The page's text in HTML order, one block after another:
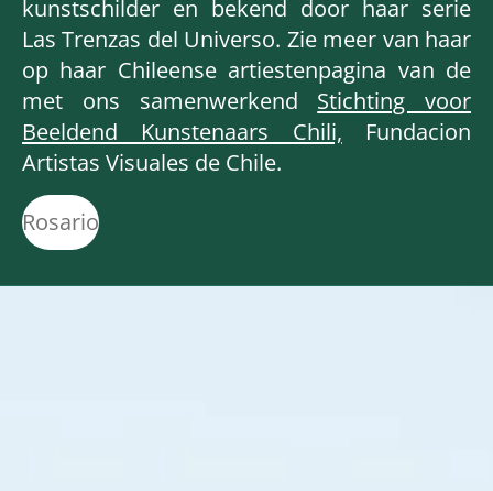
kunstschilder en bekend door haar serie
Las Trenzas del Universo. Zie meer van haar
op haar Chileense artiestenpagina van de
met ons samenwerkend Stichting voor
Beeldend Kunstenaars Chili, Fundacion
Artistas Visuales de Chile.
Rosario